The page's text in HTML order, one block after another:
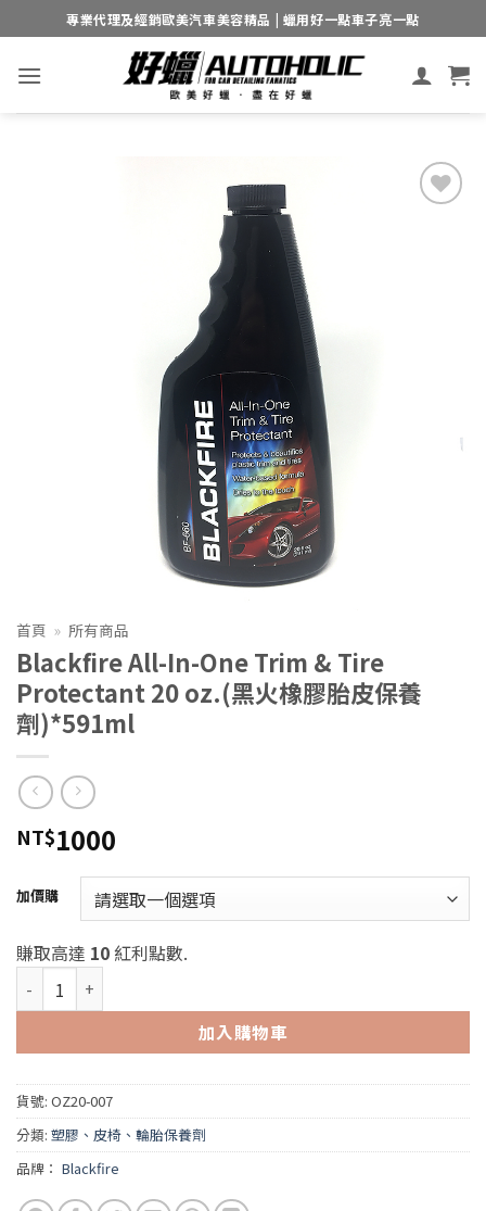
to
content
專業代理及經銷歐美汽車美容精品 | 蠟用好一點車子亮一點
首頁 » 所有商品
Blackfire All-In-One Trim & Tire
Protectant 20 oz.(黑火橡膠胎皮保養
劑)*591ml
NT$1000
加價購
賺取高達 10紅利點數.
Blackfire All-In-One Trim & Tire Protectant 20 oz.(黑火橡膠胎
加入購物車
貨號: OZ20-007
分類: 塑膠、皮椅、輪胎保養劑
品牌： Blackfire